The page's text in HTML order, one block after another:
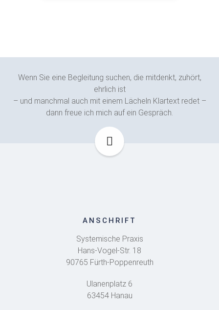
Wenn Sie eine Begleitung suchen, die mitdenkt, zuhört,
ehrlich ist
– und manchmal auch mit einem Lächeln Klartext redet –
dann freue ich mich auf ein Gespräch.
ANSCHRIFT
Systemische Praxis
Hans-Vogel-Str. 18
90765 Fürth-Poppenreuth
Ulanenplatz 6
63454 Hanau